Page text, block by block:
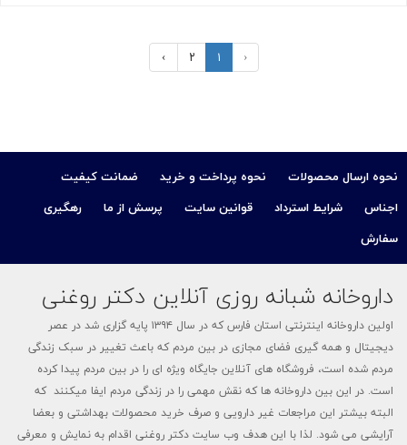
‹ ۱ ۲ ›
نحوه ارسال محصولات نحوه پرداخت و خرید
ضمانت کیفیت
اجناس
شرایط استرداد قوانین سایت پرسش از ما
رهگیری
سفارش
داروخانه شبانه روزی آنلاین دکتر روغنی
اولین داروخانه اینترنتی استان فارس که در سال ۱۳۹۴ پایه گزاری شد در عصر
دیجیتال و همه گیری فضای مجازی در بین مردم که باعث تغییر در سبک زندگی
مردم شده است، فروشگاه های آنلاین جایگاه ویژه ای را در بین مردم پیدا کرده
است. در این بین داروخانه ها که نقش مهمی را در زندگی مردم ایفا میکنند که
البته بیشتر این مراجعات غیر دارویی و صرف خرید محصولات بهداشتی و بعضا
آرایشی می شود. لذا با این هدف وب سایت دکتر روغنی اقدام به نمایش و معرفی